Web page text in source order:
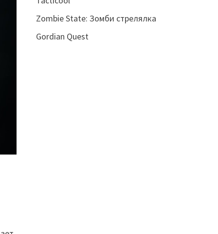
Zombie State: Зомби стрелялка
Gordian Quest